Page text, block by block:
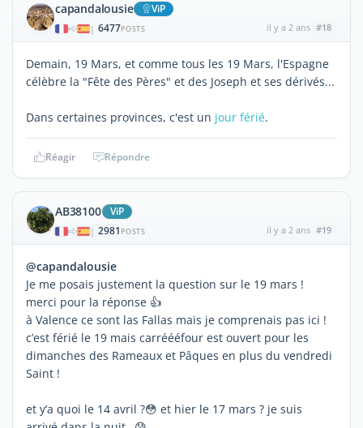
capandalousie ViP
| 6477POSTS il y a 2 ans #18
Demain, 19 Mars, et comme tous les 19 Mars, l'Espagne
célèbre la "Fête des Pères" et des Joseph et ses dérivés...
Dans certaines provinces, c'est un jour férié.
Réagir Répondre
AB38100 ViP
| 2981 POSTS il y a 2 ans #19
@capandalousie
Je me posais justement la question sur le 19 mars !
merci pour la réponse 👍
à Valence ce sont las Fallas mais je comprenais pas ici !
c’est férié le 19 mais carréééfour est ouvert pour les
dimanches des Rameaux et Pâques en plus du vendredi
Saint !
et y’a quoi le 14 avril ?😳 et hier le 17 mars ? je suis